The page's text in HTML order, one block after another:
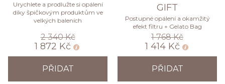
Urychlete a prodlužte si opálení
díky špičkovým produktům ve
velkých baleních
2 340 Kč
1 872 Kč
PŘIDAT
GIFT
Postupné opálení a okamžitý
efekt filtru + Gelato Bag
1 768 Kč
1 414 Kč
PŘIDAT